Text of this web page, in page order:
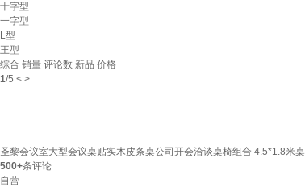
十字型
一字型
L型
王型
综合 销量 评论数 新品 价格
1/5 < >
圣黎会议室大型会议桌贴实木皮条桌公司开会洽谈桌椅组合 4.5*1.8米桌
500+条评论
自营